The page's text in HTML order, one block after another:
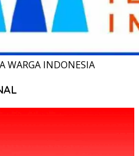
WARGA INDONESIA